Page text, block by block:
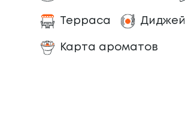
Терраса Диджей
Карта ароматов